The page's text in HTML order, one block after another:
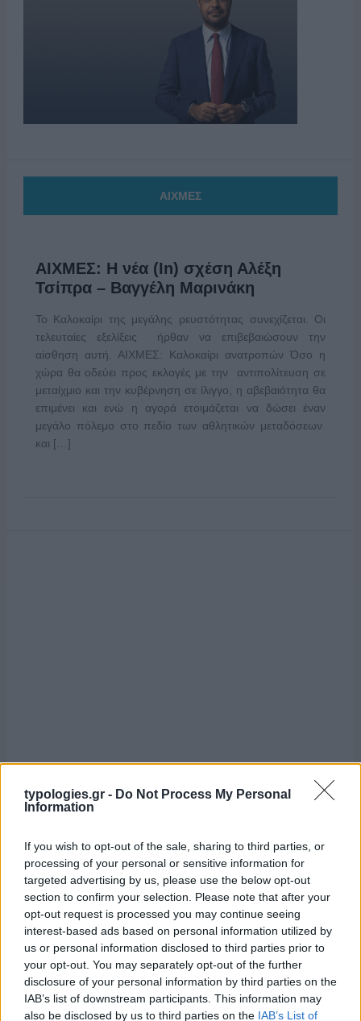
typologies.gr - Do Not Process My Personal
Information
If you wish to opt-out of the sale, sharing to third parties, or
processing of your personal or sensitive information for
targeted advertising by us, please use the below opt-out
section to confirm your selection. Please note that after your
opt-out request is processed you may continue seeing
interest-based ads based on personal information utilized by
us or personal information disclosed to third parties prior to
your opt-out. You may separately opt-out of the further
disclosure of your personal information by third parties on the
IAB’s list of downstream participants. This information may
also be disclosed by us to third parties on the IAB’s List of
ΑΙΧΜΕΣ
ΑΙΧΜΕΣ: Η νέα (In) σχέση Αλέξη
Τσίπρα – Βαγγέλη Μαρινάκη
Το Καλοκαίρι της μεγάλης ρευστότητας συνεχίζεται. Οι
τελευταίες εξελίξεις ήρθαν να επιβεβαιώσουν την
αίσθηση αυτή. ΑΙΧΜΕΣ: Καλοκαίρι ανατροπών Όσο η
χώρα θα οδεύει προς εκλογές με την αντιπολίτευση σε
μεταίχμιο και την κυβέρνηση σε ίλιγγο, η αβεβαιότητα θα
επιμένει και ενώ η αγορά ετοιμάζεται να δώσει έναν
μεγάλο πόλεμο στο πεδίο των αθλητικών μεταδόσεων
και […]